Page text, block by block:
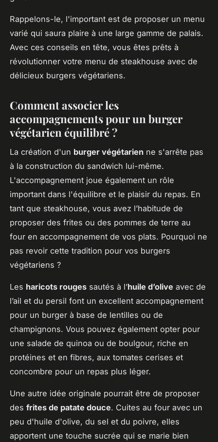
Rappelons-le, l'important est de proposer un menu
varié qui saura plaire à une large gamme de palais.
Avec ces conseils en tête, vous êtes prêts à
révolutionner votre menu de steakhouse avec de
délicieux burgers végétariens.
Comment associer les
accompagnements pour un burger
végétarien équilibré ?
La création d'un burger végétarien ne s'arrête pas
à la construction du sandwich lui-même.
L'accompagnement joue également un rôle
important dans l'équilibre et le plaisir du repas. En
tant que steakhouse, vous avez l’habitude de
proposer des frites ou des pommes de terre au
four en accompagnement de vos plats. Pourquoi ne
pas revoir cette tradition pour vos burgers
végétariens ?
Les haricots rouges sautés à l’huile d’olive avec de
l’ail et du persil font un excellent accompagnement
pour un burger à base de lentilles ou de
champignons. Vous pouvez également opter pour
une salade de quinoa ou de boulgour, riche en
protéines et en fibres, aux tomates cerises et
concombre pour un repas plus léger.
Une autre idée originale pourrait être de proposer
des frites de patate douce. Cuites au four avec un
peu d'huile d'olive, du sel et du poivre, elles
apportent une touche sucrée qui se marie bien